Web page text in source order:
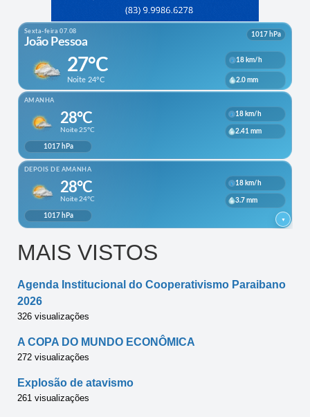
MAIS VISTOS
Agenda Institucional do Cooperativismo Paraibano
2026
326 visualizações
A COPA DO MUNDO ECONÔMICA
272 visualizações
Explosão de atavismo
261 visualizações